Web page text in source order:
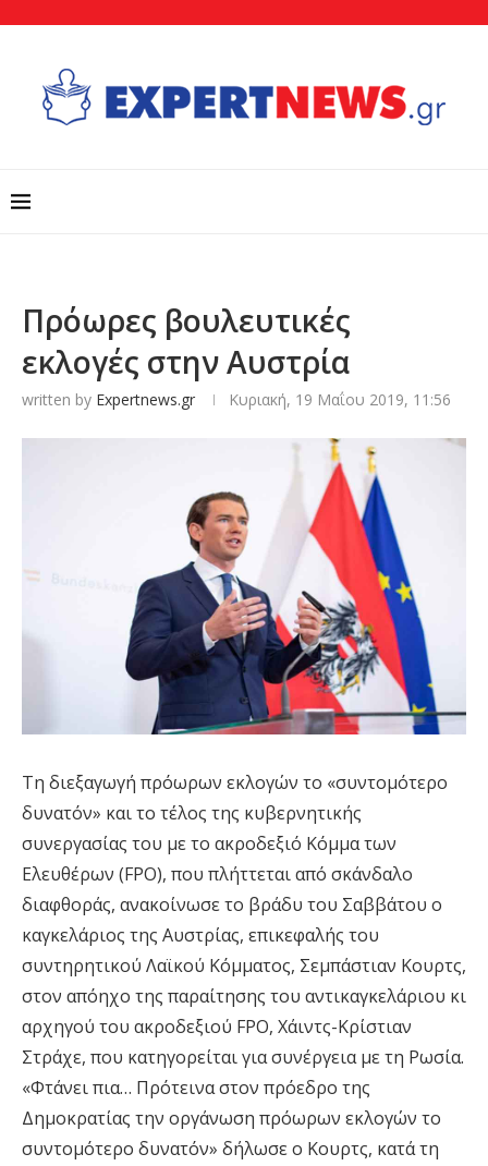
Πρόωρες βουλευτικές
εκλογές στην Αυστρία
written by Expertnews.gr Κυριακή, 19 Μαΐου 2019, 11:56
Τη διεξαγωγή πρόωρων εκλογών το «συντομότερο
δυνατόν» και το τέλος της κυβερνητικής
συνεργασίας του με το ακροδεξιό Κόμμα των
Ελευθέρων (FPO), που πλήττεται από σκάνδαλο
διαφθοράς, ανακοίνωσε το βράδυ του Σαββάτου ο
καγκελάριος της Αυστρίας, επικεφαλής του
συντηρητικού Λαϊκού Κόμματος, Σεμπάστιαν Κουρτς,
στον απόηχο της παραίτησης του αντικαγκελάριου κι
αρχηγού του ακροδεξιού FPO, Χάιντς-Κρίστιαν
Στράχε, που κατηγορείται για συνέργεια με τη Ρωσία.
«Φτάνει πια… Πρότεινα στον πρόεδρο της
Δημοκρατίας την οργάνωση πρόωρων εκλογών το
συντομότερο δυνατόν» δήλωσε ο Κουρτς, κατά τη